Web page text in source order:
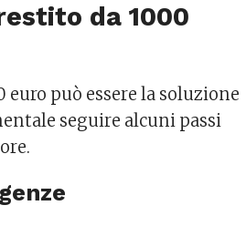
da 1000
euro può essere la soluzione
seguire alcuni passi